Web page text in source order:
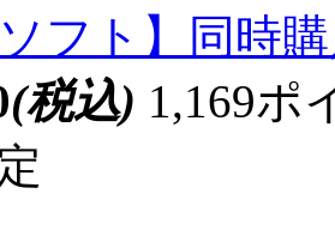
フト】同時
(税込) 1,169ポ